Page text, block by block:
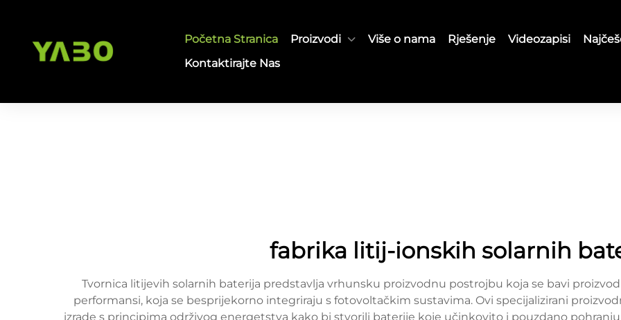
Početna Stranica Proizvodi Više o nama Rješenje Videozapisi
Kontaktirajte Nas
fabrika litij-ionskih solarnih
Tvornica litijevih solarnih baterija predstavlja vrhunsku proizvodnu postrojbu koja se bavi
performansi, koja se besprijekorno integriraju s fotovoltačkim sustavima. Ovi specijalizirani
izrade s principima održivog energetstva kako bi stvorili baterije koje učinkovito i pouzdano